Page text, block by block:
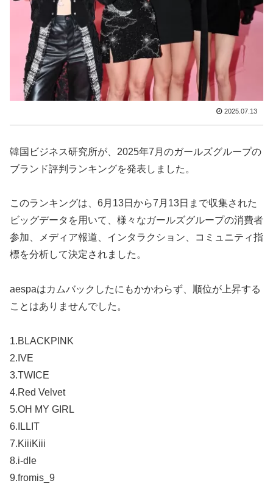
2025.07.13
韓国ビジネス研究所が、2025年7月のガールズグループの
ブランド評判ランキングを発表しました。
このランキングは、6月13日から7月13日まで収集された
ビッグデータを用いて、様々なガールズグループの消費者
参加、メディア報道、インタラクション、コミュニティ指
標を分析して決定されました。
aespaはカムバックしたにもかかわらず、順位が上昇する
ことはありませんでした。
1.BLACKPINK
2.IVE
3.TWICE
4.Red Velvet
5.OH MY GIRL
6.ILLIT
7.KiiiKiii
8.i-dle
9.fromis_9